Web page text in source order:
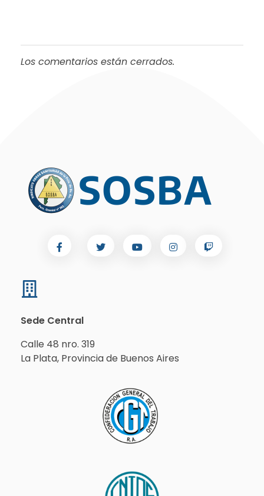
Los comentarios están cerrados.
Sede Central
Calle 48 nro. 319
La Plata, Provincia de Buenos Aires